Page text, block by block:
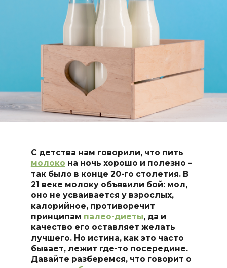
С детства нам говорили, что пить
молоко на ночь хорошо и полезно –
так было в конце 20-го столетия. В
21 веке молоку объявили бой: мол,
оно не усваивается у взрослых,
калорийное, противоречит
принципам палео-диеты, да и
качество его оставляет желать
лучшего. Но истина, как это часто
бывает, лежит где-то посередине.
Давайте разберемся, что говорит о